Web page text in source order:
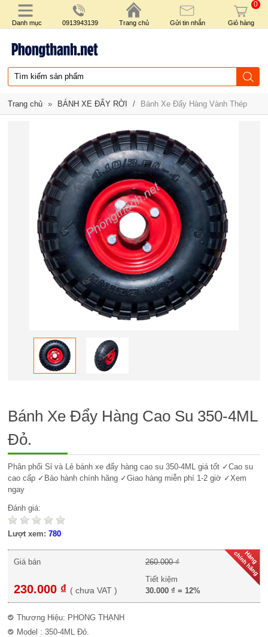
Danh mục 0913943139 Trang chủ Gửi tin nhắn
0
Giỏ hàng
Trang chủ » BÁNH XE ĐẨY RỜI / Bánh Xe Đẩy Hàng Vành Thép
Bánh Xe Đẩy Hàng Cao Su 350-4ML
Đỏ.
Phân phối Sỉ và Lẻ bánh xe đẩy hàng cao su 350-4ML giá tốt ✓Cao su
cao cấp ✓Bảo hành chính hãng ✓Giao hàng miễn phí 1-2 giờ ✓Xem
ngay
Đánh giá:
Lượt xem:780
Giá bán
230.000 ₫ (chưa VAT )
260.000 ₫
Tiết kiệm
30.000 ₫ = 12%
Thương Hiệu: PHONG THẠNH
Model : 350-4ML Đỏ.